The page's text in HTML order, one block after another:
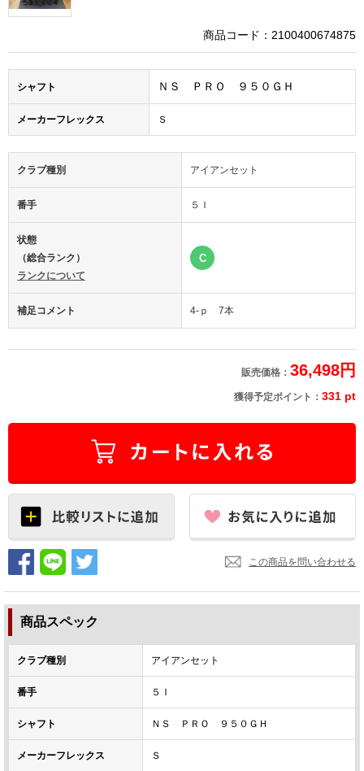
商品コード：2100400674875
シャフト ＮＳ ＰＲＯ ９５０ＧＨ
メーカーフレックス Ｓ
クラブ種別 アイアンセット
番手 ５Ｉ
状態
（総合ランク）
ランクについて
C
補足コメント 4-ｐ 7本
販売価格： 36,498円
獲得予定ポイント： 331 pt
この商品を問い合わせる
商品スペック
クラブ種別 アイアンセット
番手 ５Ｉ
シャフト ＮＳ ＰＲＯ ９５０ＧＨ
メーカーフレックス Ｓ